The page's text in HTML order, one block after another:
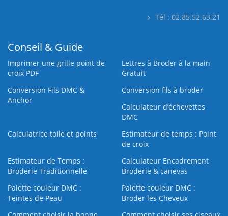
Tél : 02.85.52.63.21
Conseil & Guide
Imprimer une grille point de
croix PDF
Lettres à Broder à la main
Gratuit
Conversion Fils DMC &
Anchor
Conversion fils à broder
Calculateur d’échevettes
DMC
Calculatrice toile et points
Estimateur de temps : Point
de croix
Estimateur de Temps :
Broderie Traditionnelle
Calculateur Encadrement
Broderie & canevas
Palette couleur DMC :
Teintes de Peau
Palette couleur DMC :
Broder les Cheveux